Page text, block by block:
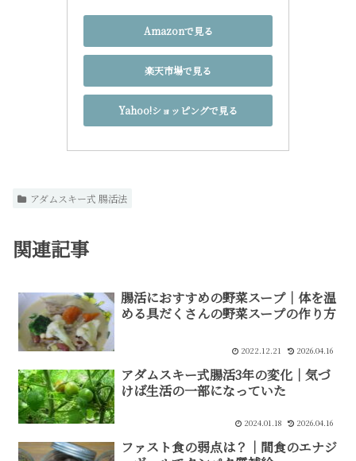
Amazonで見る
楽天市場で見る
Yahoo!ショッピングで見る
アダムスキー式 腸活法
関連記事
腸活におすすめの野菜スープ｜体を温
める具だくさんの野菜スープの作り方
2022.12.21 2026.04.16
アダムスキー式腸活3年の変化｜気づ
けば生活の一部になっていた
2024.01.18 2026.04.16
ファスト食の弱点は？｜間食のエナジ